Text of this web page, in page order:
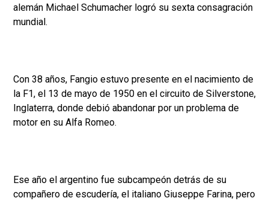
alemán Michael Schumacher logró su sexta consagración
mundial.
Con 38 años, Fangio estuvo presente en el nacimiento de
la F1, el 13 de mayo de 1950 en el circuito de Silverstone,
Inglaterra, donde debió abandonar por un problema de
motor en su Alfa Romeo.
Ese año el argentino fue subcampeón detrás de su
compañero de escudería, el italiano Giuseppe Farina, pero